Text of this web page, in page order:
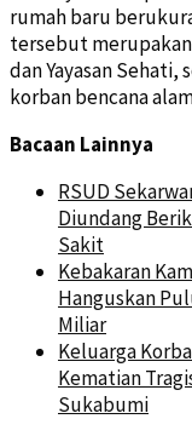
rumah baru
tersebut
dan Yayasan
korban bencana
Bacaan Lainnya
RSUD
Diundang
Sakit
Kebakaran
Hanguskan
Miliar
Keluarga
Kematian
Sukabumi